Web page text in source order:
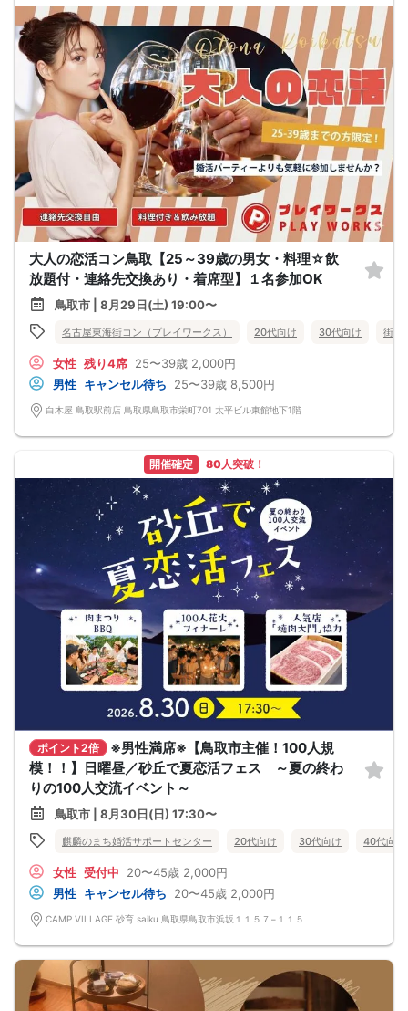
大人の恋活コン鳥取【25～39歳の男女・料理☆飲
放題付・連絡先交換あり・着席型】１名参加OK
鳥取市 | 8月29日(土) 19:00〜
名古屋東海街コン（プレイワークス） 20代向け 30代向け 街コ
女性 残り4席 25〜39歳 2,000円
男性 キャンセル待ち 25〜39歳 8,500円
白木屋 鳥取駅前店 鳥取県鳥取市栄町701 太平ビル東館地下1階
開催確定 80人突破！
ポイント2倍
※男性満席※【鳥取市主催！100人規
模！！】日曜昼／砂丘で夏恋活フェス ～夏の終わ
りの100人交流イベント～
鳥取市 | 8月30日(日) 17:30〜
麒麟のまち婚活サポートセンター 20代向け 30代向け 40代向け
女性 受付中 20〜45歳 2,000円
男性 キャンセル待ち 20〜45歳 2,000円
CAMP VILLAGE 砂育 saiku 鳥取県鳥取市浜坂１１５７−１１５